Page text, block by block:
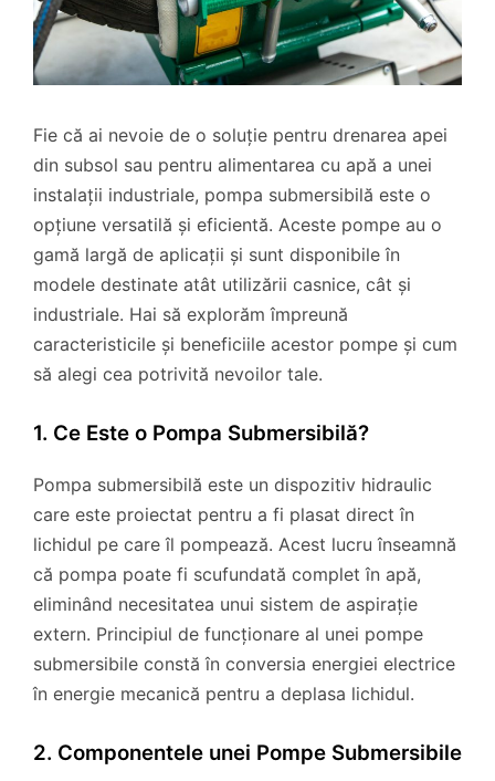
Fie că ai nevoie de o soluție pentru drenarea apei
din subsol sau pentru alimentarea cu apă a unei
instalații industriale, pompa submersibilă este o
opțiune versatilă și eficientă. Aceste pompe au o
gamă largă de aplicații și sunt disponibile în
modele destinate atât utilizării casnice, cât și
industriale. Hai să explorăm împreună
caracteristicile și beneficiile acestor pompe și cum
să alegi cea potrivită nevoilor tale.
1. Ce Este o Pompa Submersibilă?
Pompa submersibilă este un dispozitiv hidraulic
care este proiectat pentru a fi plasat direct în
lichidul pe care îl pompează. Acest lucru înseamnă
că pompa poate fi scufundată complet în apă,
eliminând necesitatea unui sistem de aspirație
extern. Principiul de funcționare al unei pompe
submersibile constă în conversia energiei electrice
în energie mecanică pentru a deplasa lichidul.
2. Componentele unei Pompe Submersibile